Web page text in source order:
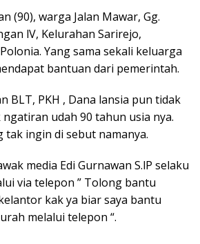
(90), warga Jalan Mawar, Gg.
lV, Kelurahan Sarirejo,
Yang sama sekali keluarga
bantuan dari pemerintah.
BLT, PKH , Dana lansia pun tidak
udah 90 tahun usia nya.
tak ingin di sebut namanya.
media Edi Gurnawan S.lP selaku
via telepon ” Tolong bantu
kak ya biar saya bantu
melalui telepon “.